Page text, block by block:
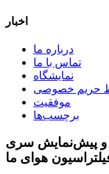
اخبار
درباره ما
تماس با ما
نمایشگاه
حریم خصوصی
موفقیت
برچسب‌ها
و پیش‌نمایش سری
هوای ما